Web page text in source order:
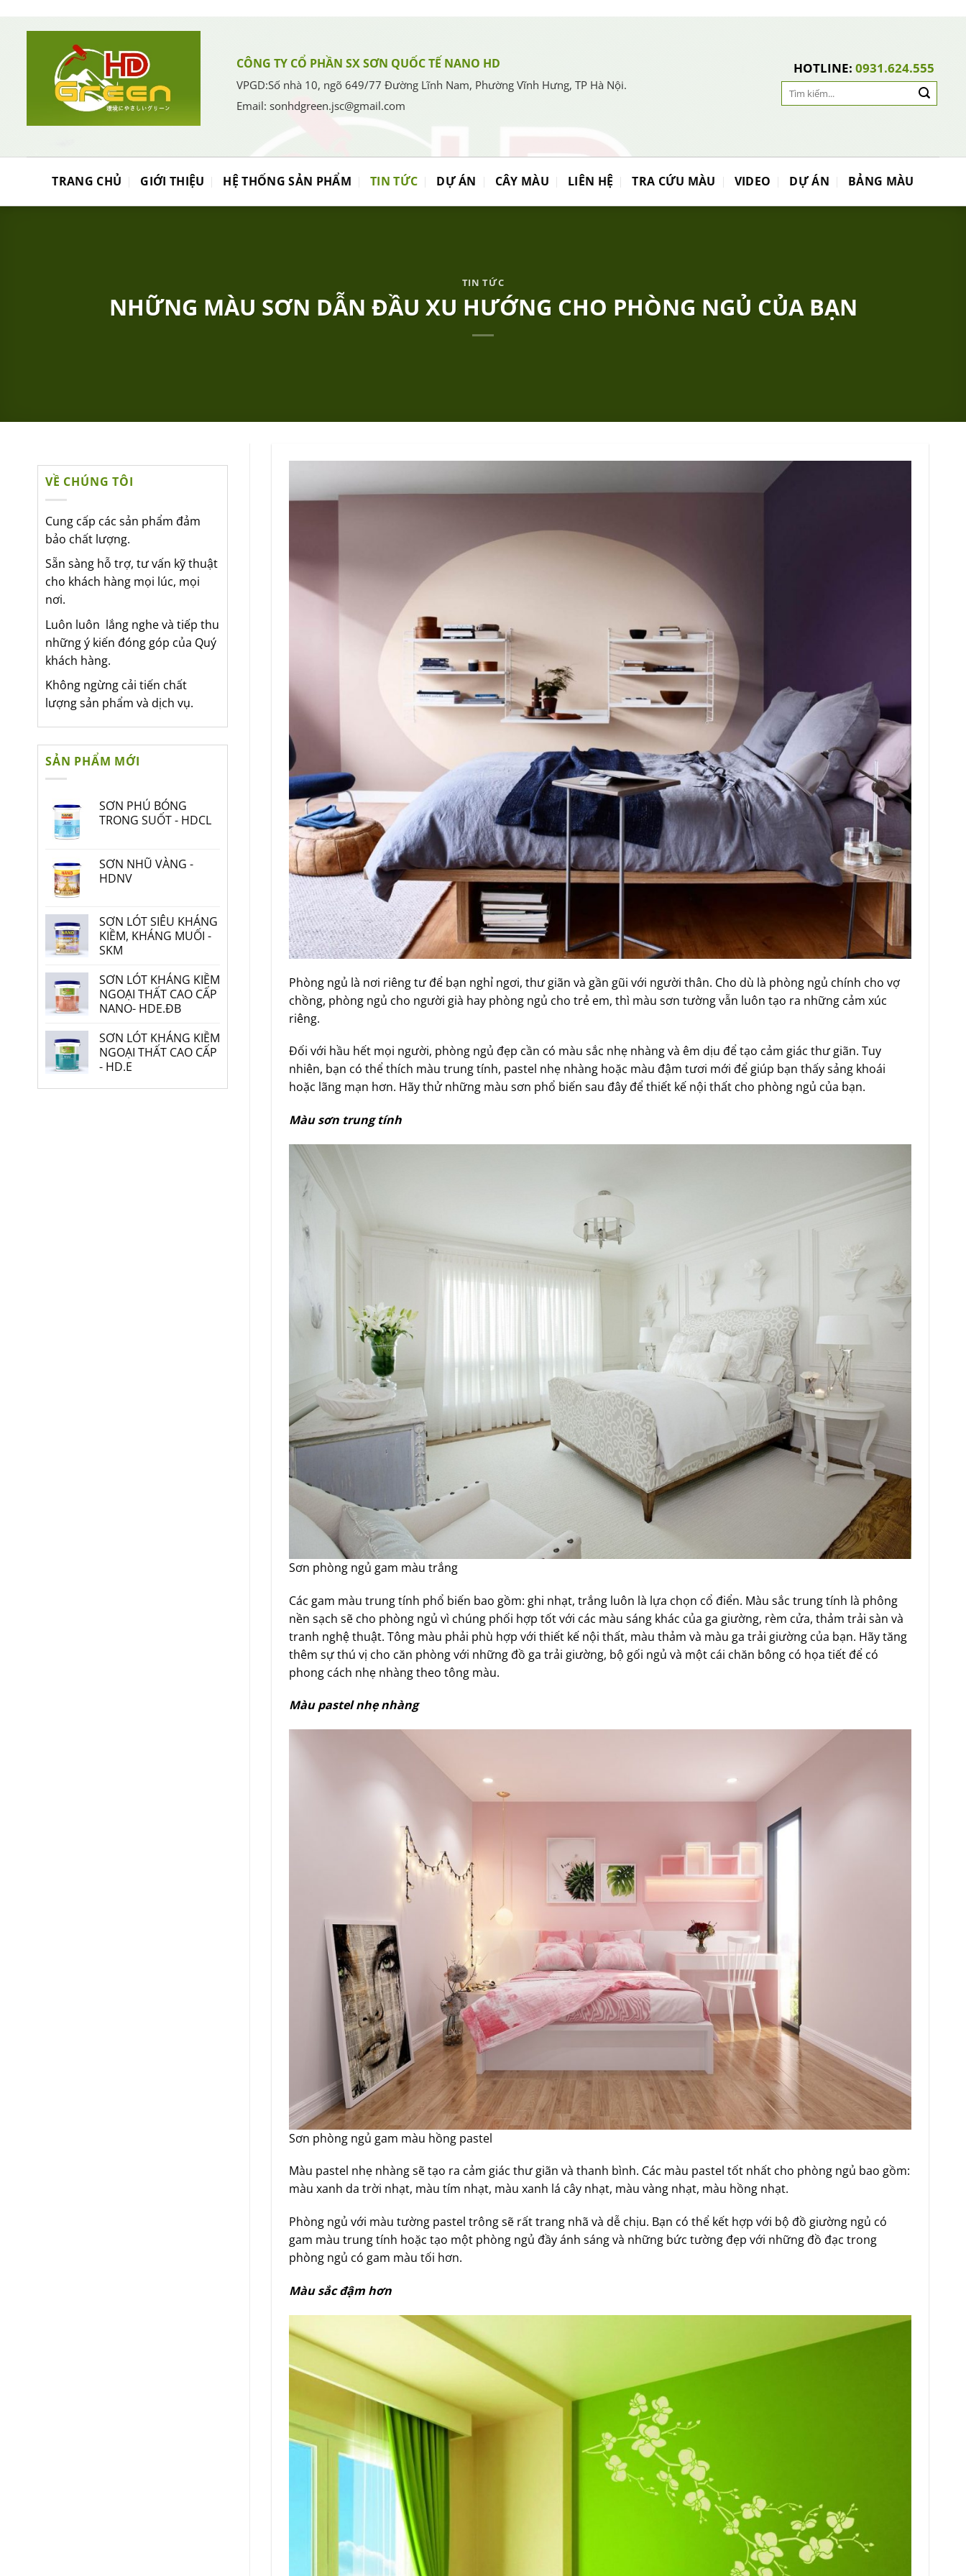
CÔNG TY CỔ PHẦN SX SƠN QUỐC TẾ NANO HD
VPGD:Số nhà 10, ngõ 649/77 Đường Lĩnh Nam, Phường Vĩnh Hưng, TP Hà Nội.
Email: sonhdgreen.jsc@gmail.com
HOTLINE: 0931.624.555
Search
TRANG CHỦ GIỚI THIỆU HỆ THỐNG SẢN PHẨM TIN TỨC DỰ ÁN CÂY MÀU LIÊN HỆ TRA CỨU MÀU VIDEO DỰ ÁN BẢNG MÀU
TIN TỨC
NHỮNG MÀU SƠN DẪN ĐẦU XU HƯỚNG CHO PHÒNG NGỦ CỦA BẠN
VỀ CHÚNG TÔI
Cung cấp các sản phẩm đảm
bảo chất lượng.
Sẵn sàng hỗ trợ, tư vấn kỹ thuật
cho khách hàng mọi lúc, mọi
nơi.
Luôn luôn lắng nghe và tiếp thu
những ý kiến đóng góp của Quý
khách hàng.
Không ngừng cải tiến chất
lượng sản phẩm và dịch vụ.
SẢN PHẨM MỚI
SƠN PHỦ BÓNG
TRONG SUỐT - HDCL
SƠN NHŨ VÀNG -
HDNV
SƠN LÓT SIÊU KHÁNG
KIỀM, KHÁNG MUỐI -
SKM
SƠN LÓT KHÁNG KIỀM
NGOẠI THẤT CAO CẤP
NANO- HDE.ĐB
SƠN LÓT KHÁNG KIỀM
NGOẠI THẤT CAO CẤP
- HD.E
Phòng ngủ là nơi riêng tư để bạn nghỉ ngơi, thư giãn và gần gũi với người thân. Cho dù là phòng ngủ chính cho vợ
chồng, phòng ngủ cho người già hay phòng ngủ cho trẻ em, thì màu sơn tường vẫn luôn tạo ra những cảm xúc
riêng.
Đối với hầu hết mọi người, phòng ngủ đẹp cần có màu sắc nhẹ nhàng và êm dịu để tạo cảm giác thư giãn. Tuy
nhiên, bạn có thể thích màu trung tính, pastel nhẹ nhàng hoặc màu đậm tươi mới để giúp bạn thấy sảng khoái
hoặc lãng mạn hơn. Hãy thử những màu sơn phổ biến sau đây để thiết kế nội thất cho phòng ngủ của bạn.
Màu sơn trung tính
Sơn phòng ngủ gam màu trắng
Các gam màu trung tính phổ biến bao gồm: ghi nhạt, trắng luôn là lựa chọn cổ điển. Màu sắc trung tính là phông
nền sạch sẽ cho phòng ngủ vì chúng phối hợp tốt với các màu sáng khác của ga giường, rèm cửa, thảm trải sàn và
tranh nghệ thuật. Tông màu phải phù hợp với thiết kế nội thất, màu thảm và màu ga trải giường của bạn. Hãy tăng
thêm sự thú vị cho căn phòng với những đồ ga trải giường, bộ gối ngủ và một cái chăn bông có họa tiết để có
phong cách nhẹ nhàng theo tông màu.
Màu pastel nhẹ nhàng
Sơn phòng ngủ gam màu hồng pastel
Màu pastel nhẹ nhàng sẽ tạo ra cảm giác thư giãn và thanh bình. Các màu pastel tốt nhất cho phòng ngủ bao gồm:
màu xanh da trời nhạt, màu tím nhạt, màu xanh lá cây nhạt, màu vàng nhạt, màu hồng nhạt.
Phòng ngủ với màu tường pastel trông sẽ rất trang nhã và dễ chịu. Bạn có thể kết hợp với bộ đồ giường ngủ có
gam màu trung tính hoặc tạo một phòng ngủ đầy ánh sáng và những bức tường đẹp với những đồ đạc trong
phòng ngủ có gam màu tối hơn.
Màu sắc đậm hơn